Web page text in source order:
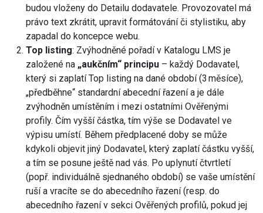
budou vloženy do Detailu dodavatele. Provozovatel má
právo text zkrátit, upravit formátování či stylistiku, aby
zapadal do koncepce webu.
Top listing: Zvýhodněné pořadí v Katalogu LMS je
založené na „aukčním“ principu – každý Dodavatel,
který si zaplatí Top listing na dané období (3 měsíce),
„předběhne“ standardní abecední řazení a je dále
zvýhodněn umístěním i mezi ostatními Ověřenými
profily. Čím vyšší částka, tím výše se Dodavatel ve
výpisu umístí. Během předplacené doby se může
kdykoli objevit jiný Dodavatel, který zaplatí částku vyšší,
a tím se posune ještě nad vás. Po uplynutí čtvrtletí
(popř. individuálně sjednaného období) se vaše umístění
ruší a vracíte se do abecedního řazení (resp. do
abecedního řazení v sekci Ověřených profilů, pokud jej